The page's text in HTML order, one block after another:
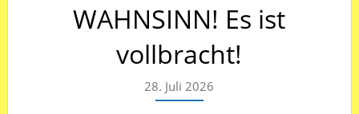
WAHNSINN! Es ist
vollbracht!
28. Juli 2026